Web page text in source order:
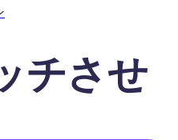
チさせ